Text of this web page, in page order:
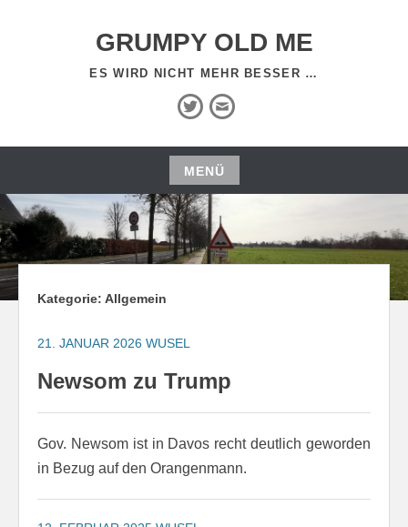
GRUMPY OLD ME
ES WIRD NICHT MEHR BESSER …
Twitter
E-
Mail
MENÜ
Zum
Inhalt
springen
Kategorie: Allgemein
21. JANUAR 2026 WUSEL
Newsom zu Trump
Gov. Newsom ist in Davos recht deutlich geworden
in Bezug auf den Orangenmann.